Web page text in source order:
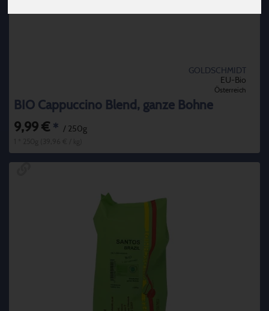
GOLDSCHMIDT
EU-Bio
Österreich
BIO Cappuccino Blend, ganze Bohne
9,99 € * / 250g